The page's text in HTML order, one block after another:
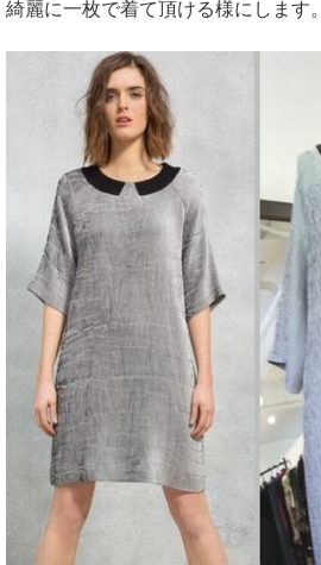
綺麗に一枚で着て頂ける様にします。